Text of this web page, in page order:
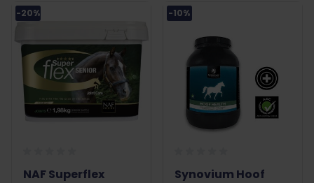
-20%
NAF Superflex
-10%
Synovium Hoof